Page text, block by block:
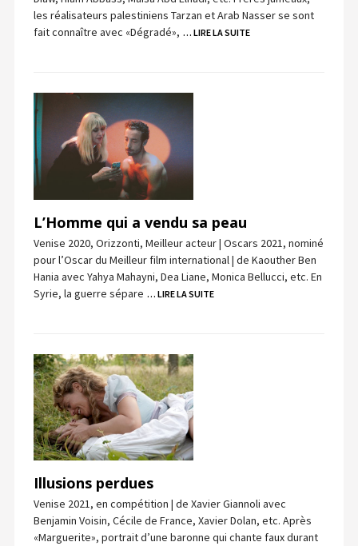
les réalisateurs palestiniens Tarzan et Arab Nasser se sont
fait connaître avec «Dégradé», … LIRE LA SUITE
L’Homme qui a vendu sa peau
Venise 2020, Orizzonti, Meilleur acteur | Oscars 2021, nominé
pour l’Oscar du Meilleur film international | de Kaouther Ben
Hania avec Yahya Mahayni, Dea Liane, Monica Bellucci, etc. En
Syrie, la guerre sépare … LIRE LA SUITE
Illusions perdues
Venise 2021, en compétition | de Xavier Giannoli avec
Benjamin Voisin, Cécile de France, Xavier Dolan, etc. Après
«Marguerite», portrait d’une baronne qui chante faux durant